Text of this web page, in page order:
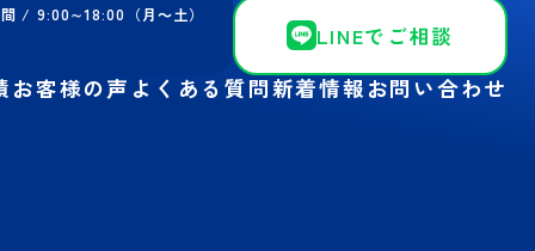
/ 9:00∼18:00（月～土）
LINEでご相談
お客様の声 よくある質問新着情報 お問い合わせ